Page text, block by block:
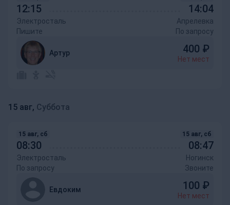
12:15
Электросталь
Пишите
14:04
Апрелевка
По запросу
Артур 400 ₽
Нет мест
15 авг, Суббота
08:30
15 авг, сб
Электросталь
По запросу
08:47
15 авг, сб
Ногинск
Звоните
Евдоким 100 ₽
Нет мест